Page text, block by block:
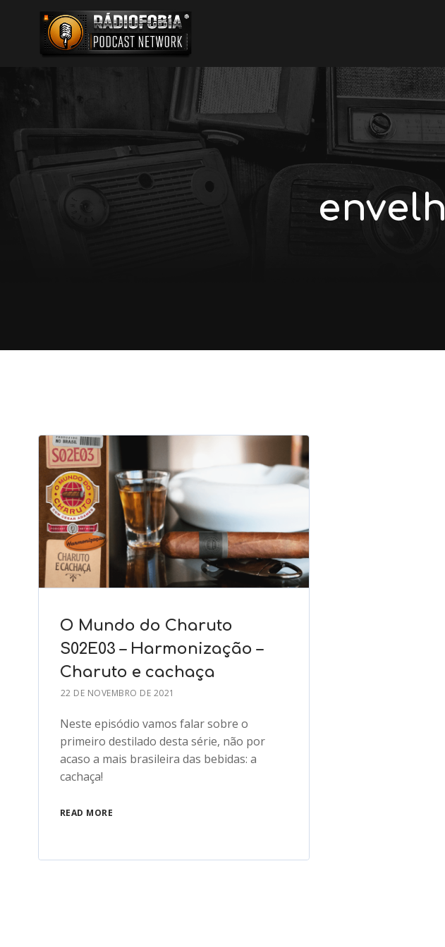
O Mundo do Charuto
S02E03 – Harmonização –
Charuto e cachaça
22 DE NOVEMBRO DE 2021
Neste episódio vamos falar sobre o
primeiro destilado desta série, não por
acaso a mais brasileira das bebidas: a
cachaça!
READ MORE